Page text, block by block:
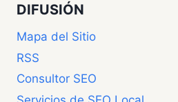
DIFUSIÓN
Mapa del Sitio
RSS
Consultor SEO